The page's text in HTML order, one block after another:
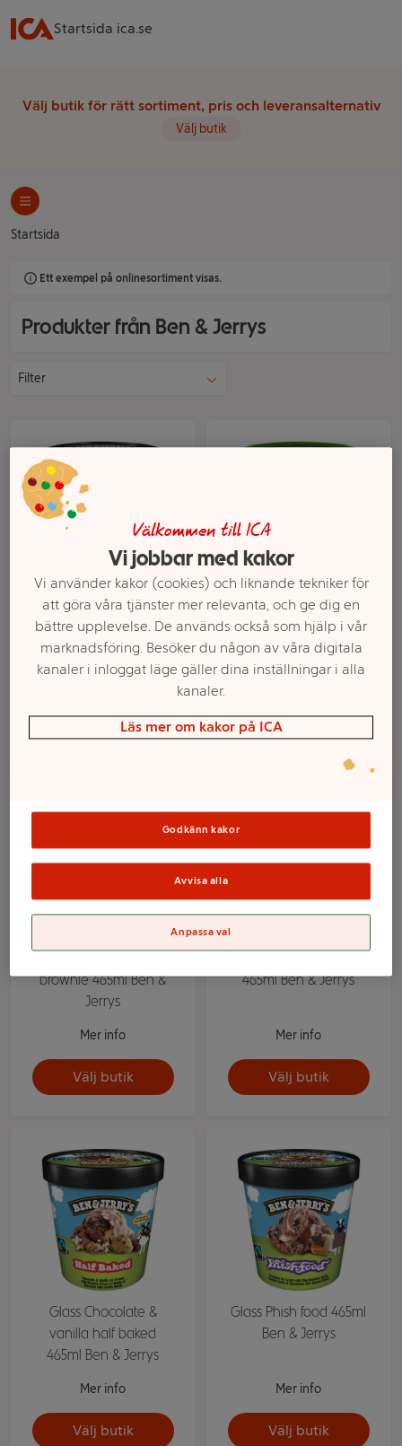
Startsida ica.se
Välj butik för rätt sortiment, pris och leveransalternativ
Välj butik
Startsida
Ett exempel på onlinesortiment visas.
Produkter från Ben & Jerrys
Filter
Glass Strawberry
cheesecake 465ml Ben
& Jerrys
Mer info
Välj butik
Glass Fudge Brownie
Vegan 465ml Ben &
Jerrys
Mer info
Välj butik
brownie 465ml Ben &
Jerrys
Mer info
Välj butik
465ml Ben & Jerrys
Mer info
Välj butik
Glass Chocolate &
vanilla half baked
465ml Ben & Jerrys
Mer info
Välj butik
Glass Phish food 465ml
Ben & Jerrys
Mer info
Välj butik
Välkommen till ICA
Vi jobbar med kakor
Vi använder kakor (cookies) och liknande tekniker för
att göra våra tjänster mer relevanta, och ge dig en
bättre upplevelse. De används också som hjälp i vår
marknadsföring. Besöker du någon av våra digitala
kanaler i inloggat läge gäller dina inställningar i alla
kanaler.
Läs mer om kakor på ICA
Godkänn kakor
Avvisa alla
Anpassa val